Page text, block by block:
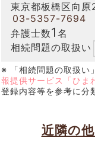
東京都板橋区向
03-5357-7694
弁護士数1 名
相続問題の取扱い
※ 「相続問題の取扱い
報提供サービス「ひま
登録内容等を参考に分
近隣の